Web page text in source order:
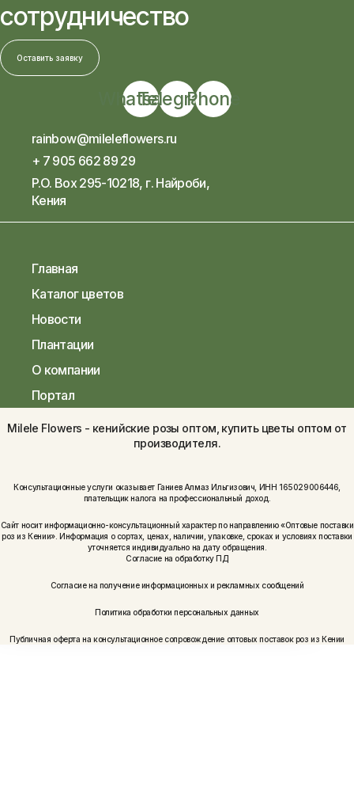
сотрудничество
Оставить заявку
Whatsapp
Telegram
Phone
rainbow@mileleflowers.ru
+ 7 905 662 89 29
P.O. Box 295-10218, г. Найроби,
Кения
Главная
Каталог цветов
Новости
Плантации
О компании
Портал
Milele Flowers - кенийские розы оптом, купить цветы оптом от
производителя.
Консультационные услуги оказывает Ганиев Алмаз Ильгизович, ИНН 165029006446,
плательщик налога на профессиональный доход.
Сайт носит информационно-консультационный характер по направлению «Оптовые поставки
роз из Кении». Информация о сортах, ценах, наличии, упаковке, сроках и условиях поставки
уточняется индивидуально на дату обращения.
Согласие на обработку ПД
Согласие на получение информационных и рекламных сообщений
Политика обработки персональных данных
Публичная оферта на консультационное сопровождение оптовых поставок роз из Кении